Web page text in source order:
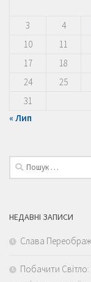
3
4
10
11
17
18
24
25
31
« Лип
Пошук:
НЕДАВНІ ЗАПИСИ
Слава
Побачити Світло: